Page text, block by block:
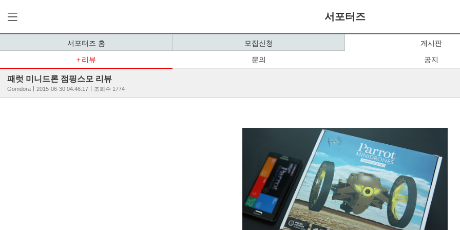
서포터즈
서포터즈 홈 모집신청 게시판
리뷰
문의 공지
패럿 미니드론 점핑스모 리뷰
Gomdora 2015-06-30 04:46:17 조회수 1774